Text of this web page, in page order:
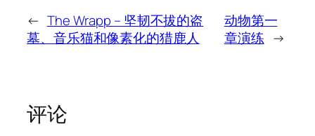
← The Wrapp – 坚韧不拔的盗
墓、音乐猫和像素化的猎鹿人
动物第一
章演练 →
评论